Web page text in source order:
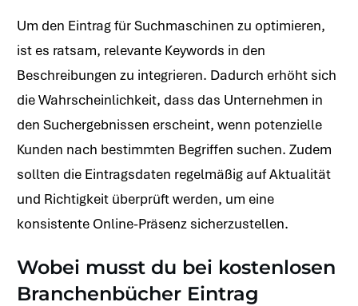
Um den Eintrag für Suchmaschinen zu optimieren,
ist es ratsam, relevante Keywords in den
Beschreibungen zu integrieren. Dadurch erhöht sich
die Wahrscheinlichkeit, dass das Unternehmen in
den Suchergebnissen erscheint, wenn potenzielle
Kunden nach bestimmten Begriffen suchen. Zudem
sollten die Eintragsdaten regelmäßig auf Aktualität
und Richtigkeit überprüft werden, um eine
konsistente Online-Präsenz sicherzustellen.
Wobei musst du bei kostenlosen
Branchenbücher Eintrag